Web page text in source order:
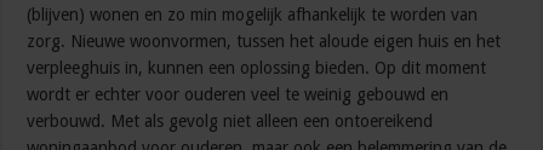
(blijven) wonen en zo min mogelijk afhankelijk te worden van
zorg. Nieuwe woonvormen, tussen het aloude eigen huis en het
verpleeghuis in, kunnen een oplossing bieden. Op dit moment
wordt er echter voor ouderen veel te weinig gebouwd en
verbouwd. Met als gevolg niet alleen een ontoereikend